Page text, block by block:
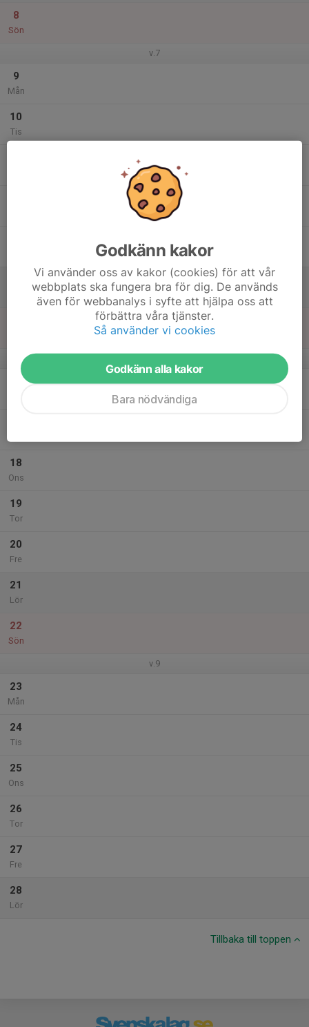
8
Sön
v.7
9
Mån
10
Tis
18
Ons
19
Tor
20
Fre
21
Lör
22
Sön
v.9
23
Mån
24
Tis
25
Ons
26
Tor
27
Fre
28
Lör
Tillbaka till toppen
Godkänn kakor
Vi använder oss av kakor (cookies) för att vår
webbplats ska fungera bra för dig. De används
även för webbanalys i syfte att hjälpa oss att
förbättra våra tjänster.
Så använder vi cookies
Godkänn alla kakor
Bara nödvändiga